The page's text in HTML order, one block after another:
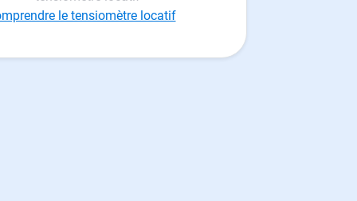
le tensiomètre locatif